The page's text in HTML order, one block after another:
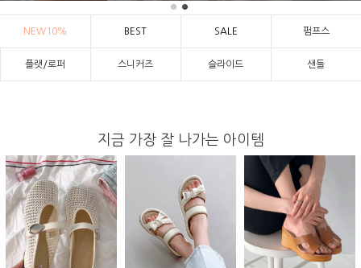
NEW10% BEST SALE 펌프스
플랫/로퍼 스니커즈 슬라이드 샌들
지금 가장 잘 나가는 아이템